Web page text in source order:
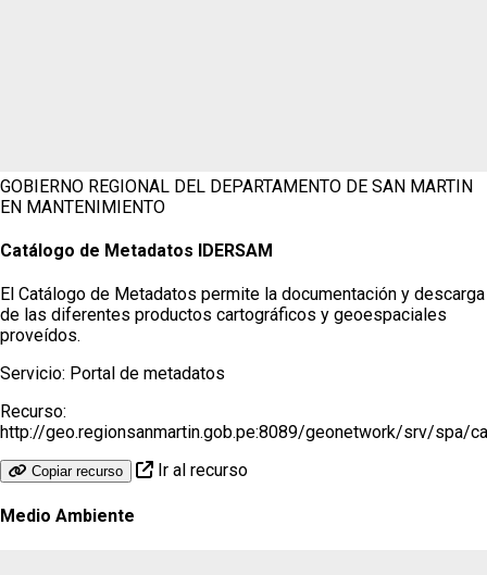
GOBIERNO REGIONAL DEL DEPARTAMENTO DE SAN MARTIN
EN MANTENIMIENTO
Catálogo de Metadatos IDERSAM
El Catálogo de Metadatos permite la documentación y descarga
de las diferentes productos cartográficos y geoespaciales
proveídos.
Servicio: Portal de metadatos
Recurso:
http://geo.regionsanmartin.gob.pe:8089/geonetwork/srv/spa/
Copiar recurso Ir al recurso
Medio Ambiente